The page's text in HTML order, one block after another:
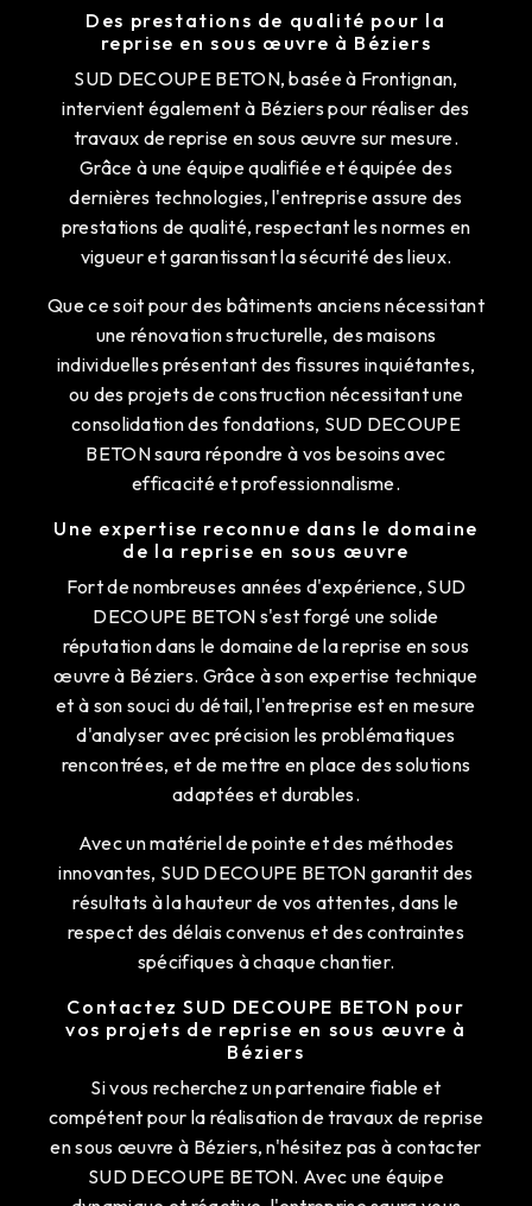
Des prestations de qualité pour la
reprise en sous œuvre à Béziers
SUD DECOUPE BETON, basée à Frontignan,
intervient également à Béziers pour réaliser des
travaux de reprise en sous œuvre sur mesure.
Grâce à une équipe qualifiée et équipée des
dernières technologies, l'entreprise assure des
prestations de qualité, respectant les normes en
vigueur et garantissant la sécurité des lieux.
Que ce soit pour des bâtiments anciens nécessitant
une rénovation structurelle, des maisons
individuelles présentant des fissures inquiétantes,
ou des projets de construction nécessitant une
consolidation des fondations, SUD DECOUPE
BETON saura répondre à vos besoins avec
efficacité et professionnalisme.
Une expertise reconnue dans le domaine
de la reprise en sous œuvre
Fort de nombreuses années d'expérience, SUD
DECOUPE BETON s'est forgé une solide
réputation dans le domaine de la reprise en sous
œuvre à Béziers. Grâce à son expertise technique
et à son souci du détail, l'entreprise est en mesure
d'analyser avec précision les problématiques
rencontrées, et de mettre en place des solutions
adaptées et durables.
Avec un matériel de pointe et des méthodes
innovantes, SUD DECOUPE BETON garantit des
résultats à la hauteur de vos attentes, dans le
respect des délais convenus et des contraintes
spécifiques à chaque chantier.
Contactez SUD DECOUPE BETON pour
vos projets de reprise en sous œuvre à
Béziers
Si vous recherchez un partenaire fiable et
compétent pour la réalisation de travaux de reprise
en sous œuvre à Béziers, n'hésitez pas à contacter
SUD DECOUPE BETON. Avec une équipe